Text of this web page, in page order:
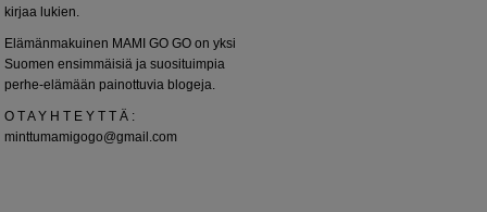
kirjaa lukien.
Elämänmakuinen MAMI GO GO on yksi
Suomen ensimmäisiä ja suosituimpia
perhe-elämään painottuvia blogeja.
O T A Y H T E Y T T Ä :
minttumamigogo@gmail.com